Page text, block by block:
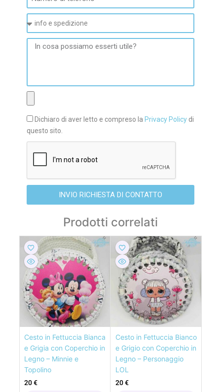
Dichiaro di aver letto e compreso la Privacy Policy di
questo sito.
INVIO RICHIESTA DI CONTATTO
Prodotti correlati
Cesto in Fettuccia Bianca
e Grigia con Coperchio in
Legno – Minnie e
Topolino
20€
Cesto in Fettuccia Bianco
e Grigio con Coperchio in
Legno – Personaggio
LOL
20€